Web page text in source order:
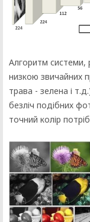
Алгоритм системи,
низкою звичайних
трава - зелена і
безліч подібних
точний колір